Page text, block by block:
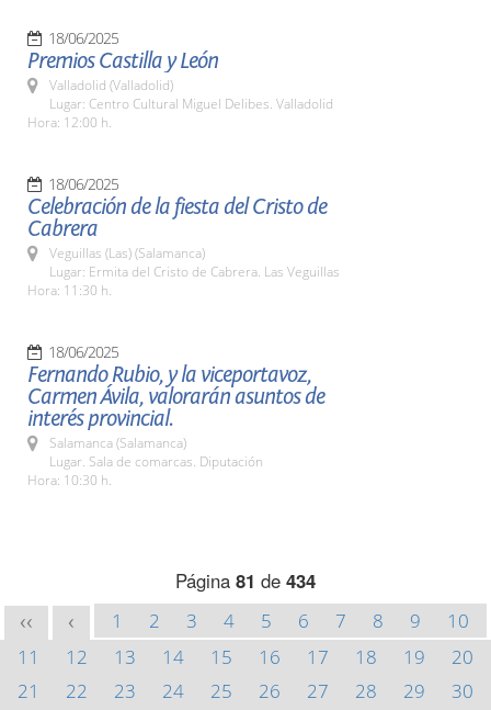
18/06/2025
Premios Castilla y León
Valladolid (Valladolid)
Lugar: Centro Cultural Miguel Delibes. Valladolid
Hora: 12:00 h.
18/06/2025
Celebración de la fiesta del Cristo de
Cabrera
Veguillas (Las) (Salamanca)
Lugar: Ermita del Cristo de Cabrera. Las Veguillas
Hora: 11:30 h.
18/06/2025
Fernando Rubio, y la viceportavoz,
Carmen Ávila, valorarán asuntos de
interés provincial.
Salamanca (Salamanca)
Lugar. Sala de comarcas. Diputación
Hora: 10:30 h.
Página 81 de 434
<< < 1 2 3 4 5 6 7 8 9
10
11
12 13 14 15 16 17 18 19
20
21
22 23 24 25 26 27 28 29
30